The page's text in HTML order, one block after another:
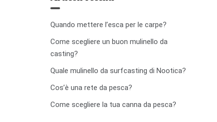
Quando mettere l’esca per le carpe?
Come scegliere un buon mulinello da
casting?
Quale mulinello da surfcasting di Nootica?
Cos’è una rete da pesca?
Come scegliere la tua canna da pesca?